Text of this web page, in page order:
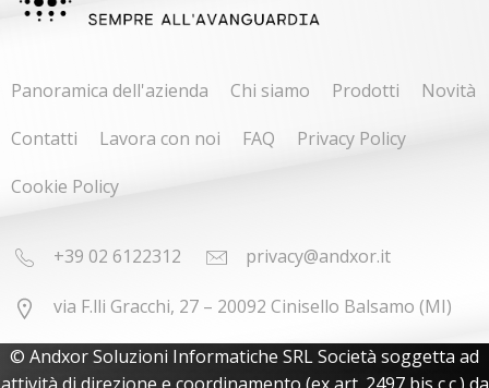
Panoramica dell'azienda Chi siamo Prodotti
Novità
Contatti
Lavora con noi FAQ
Privacy Policy
Cookie Policy
+39 02 6122312 privacy@andxor.it
via F.lli Gracchi, 27 – 20092 Cinisello Balsamo (MI)
© Andxor Soluzioni Informatiche SRL Società soggetta ad